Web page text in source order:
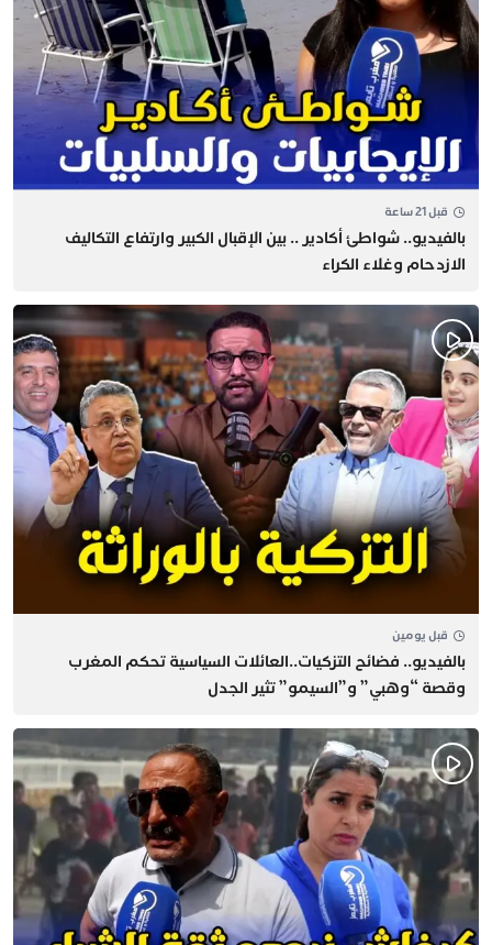
قبل 21 ساعة
بالفيديو.. شواطئ أكادير .. بين الإقبال الكبير وارتفاع التكاليف
الازدحام وغلاء الكراء
قبل يومين
بالفيديو.. فضائح التزكيات..العائلات السياسية تحكم المغرب
وقصة “وهبي” و”السيمو” تثير الجدل